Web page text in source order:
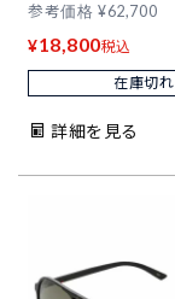
参考価格 ¥62,700
¥18,800税込
在庫切れ
詳細を見る